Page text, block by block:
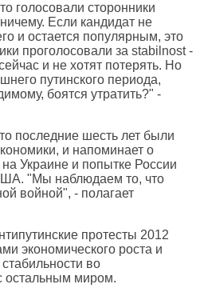
голосовали сторонники
Если кандидат не
и остается популярным, это
проголосовали за stabilnost -
и не хотят потерять. Но
путинского периода,
боятся утратить?" -
последние шесть лет были
и напоминает о
Украине и попытке России
"Мы наблюдаем то, что
войной", - полагает
протесты 2012
экономического роста и
во
остальным миром.